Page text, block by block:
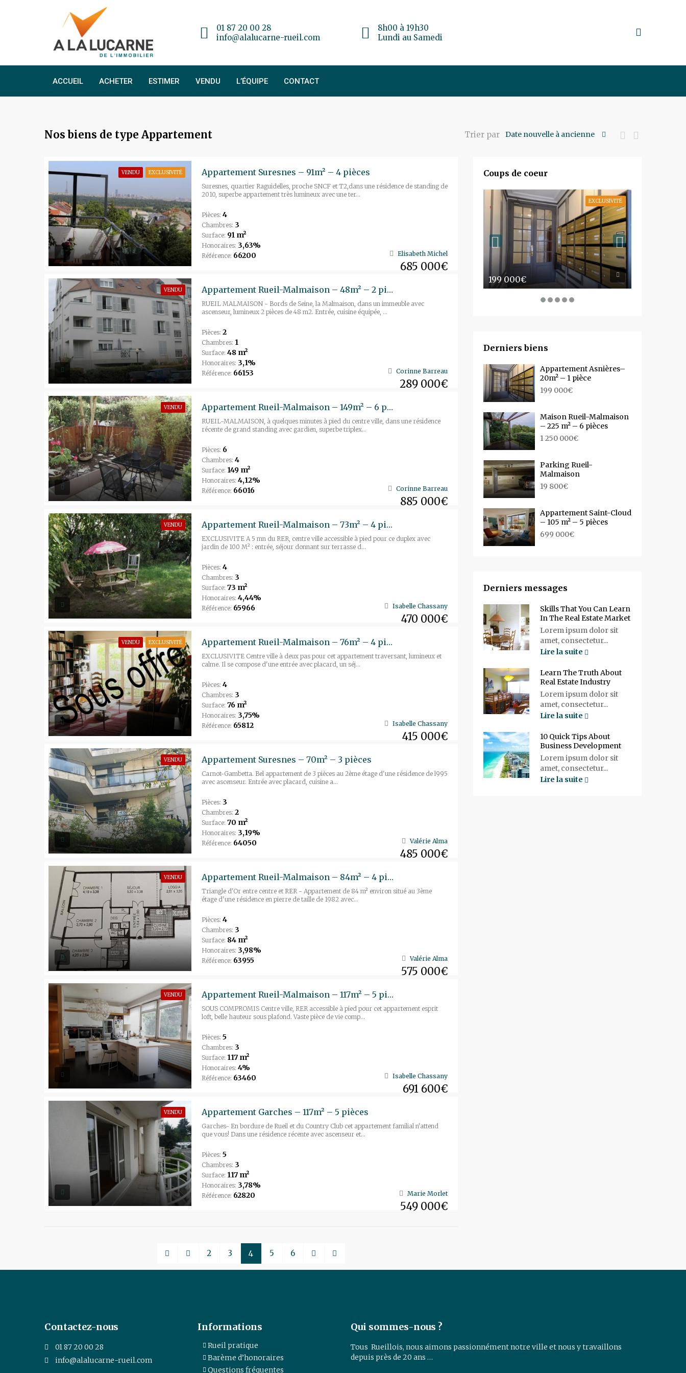
8h00 à 19h30
Lundi au Samedi
01 87 20 00 28
info@alalucarne-rueil.com
ACCUEIL ACHETER ESTIMER VENDU L’ÉQUIPE CONTACT
Nos biens de type Appartement Trier par Date nouvelle à ancienne
VENDU EXCLUSIVITÉ Appartement Suresnes – 91m² – 4 pièces
Suresnes, quartier Raguidelles, proche SNCF et T2,dans une résidence de standing de
2010, superbe appartement très lumineux avec une ter...
Pièces: 4
Chambres: 3
Surface: 91 m²
Honoraires: 3,63%
Référence: 66200
685 000€
Elisabeth Michel
VENDU Appartement Rueil-Malmaison – 48m² – 2 pièces
RUEIL MALMAISON - Bords de Seine, la Malmaison, dans un immeuble avec
ascenseur, lumineux 2 pièces de 48 m2. Entrée, cuisine équipée, ...
Pièces: 2
Chambres: 1
Surface: 48 m²
Honoraires: 3,1%
Référence: 66153
289 000€
Corinne Barreau
VENDU Appartement Rueil-Malmaison – 149m² – 6 pièces
RUEIL-MALMAISON, à quelques minutes à pied du centre ville, dans une résidence
récente de grand standing avec gardien, superbe triplex...
Pièces: 6
Chambres: 4
Surface: 149 m²
Honoraires: 4,12%
Référence: 66016
885 000€
Corinne Barreau
VENDU Appartement Rueil-Malmaison – 73m² – 4 pièces
EXCLUSIVITE A 5 mn du RER, centre ville accessible à pied pour ce duplex avec
jardin de 100 M² : entrée, séjour donnant sur terrasse d...
Pièces: 4
Chambres: 3
Surface: 73 m²
Honoraires: 4,44%
Référence: 65966
470 000€
Isabelle Chassany
VENDU EXCLUSIVITÉ Appartement Rueil-Malmaison – 76m² – 4 pièces
EXCLUSIVITE Centre ville à deux pas pour cet appartement traversant, lumineux et
calme. Il se compose d'une entrée avec placard, un séj...
Pièces: 4
Chambres: 3
Surface: 76 m²
Honoraires: 3,75%
Référence: 65812
415 000€
Isabelle Chassany
VENDU Appartement Suresnes – 70m² – 3 pièces
Carnot-Gambetta. Bel appartement de 3 pièces au 2ème étage d'une résidence de l995
avec ascenseur. Entrée avec placard, cuisine a...
Pièces: 3
Chambres: 2
Surface: 70 m²
Honoraires: 3,19%
Référence: 64050
485 000€
Valérie Alma
VENDU Appartement Rueil-Malmaison – 84m² – 4 pièces
Triangle d'Or entre centre et RER - Appartement de 84 m² environ situé au 3ème
étage d'une résidence en pierre de taille de 1982 avec...
Pièces: 4
Chambres: 3
Surface: 84 m²
Honoraires: 3,98%
Référence: 63955
575 000€
Valérie Alma
VENDU Appartement Rueil-Malmaison – 117m² – 5 pièces
SOUS COMPROMIS Centre ville, RER accessible à pied pour cet appartement esprit
loft, belle hauteur sous plafond. Vaste pièce de vie comp...
Pièces: 5
Chambres: 3
Surface: 117 m²
Honoraires: 4%
Référence: 63460
691 600€
Isabelle Chassany
VENDU Appartement Garches – 117m² – 5 pièces
Garches- En bordure de Rueil et du Country Club cet appartement familial n'attend
que vous! Dans une résidence récente avec ascenseur et...
Pièces: 5
Chambres: 3
Surface: 117 m²
Honoraires: 3,78%
Référence: 62820
549 000€
Marie Morlet
2 3 4 5 6
Coups de coeur
EXCLUSIVITÉ
199 000€
Derniers biens
Appartement Asnières–
20m² – 1 pièce
199 000€
Maison Rueil-Malmaison
– 225 m² – 6 pièces
1 250 000€
Parking Rueil-
Malmaison
19 800€
Appartement Saint-Cloud
– 105 m² – 5 pièces
699 000€
Derniers messages
Skills That You Can Learn
In The Real Estate Market
Lorem ipsum dolor sit
amet, consectetur...
Lire la suite
Learn The Truth About
Real Estate Industry
Lorem ipsum dolor sit
amet, consectetur...
Lire la suite
10 Quick Tips About
Business Development
Lorem ipsum dolor sit
amet, consectetur...
Lire la suite
Contactez-nous
01 87 20 00 28
info@alalucarne-rueil.com
Informations
Rueil pratique
Barème d’honoraires
Questions fréquentes
Qui sommes-nous ?
Tous Rueillois, nous aimons passionnément notre ville et nous y travaillons
depuis près de 20 ans …